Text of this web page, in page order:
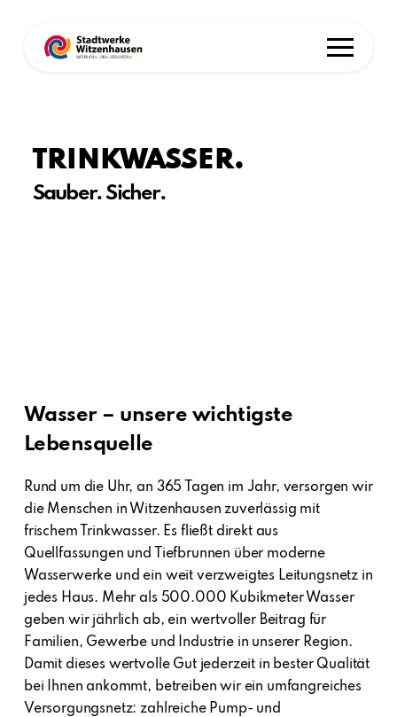
TRINKWASSER.
Sauber. Sicher.
Wasser – unsere wichtigste
Lebensquelle
Rund um die Uhr, an 365 Tagen im Jahr, versorgen wir
die Menschen in Witzenhausen zuverlässig mit
frischem Trinkwasser. Es fließt direkt aus
Quellfassungen und Tiefbrunnen über moderne
Wasserwerke und ein weit verzweigtes Leitungsnetz in
jedes Haus. Mehr als 500.000 Kubikmeter Wasser
geben wir jährlich ab, ein wertvoller Beitrag für
Familien, Gewerbe und Industrie in unserer Region.
Damit dieses wertvolle Gut jederzeit in bester Qualität
bei Ihnen ankommt, betreiben wir ein umfangreiches
Versorgungsnetz: zahlreiche Pump- und